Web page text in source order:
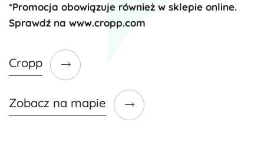
*Promocja obowiązuje również w sklepie online.
Sprawdź na www.cropp.com
Cropp
Zobacz na mapie